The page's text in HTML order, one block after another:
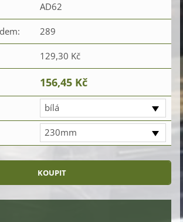
AD62
289
129,30 Kč
156,45 Kč
bílá
230mm